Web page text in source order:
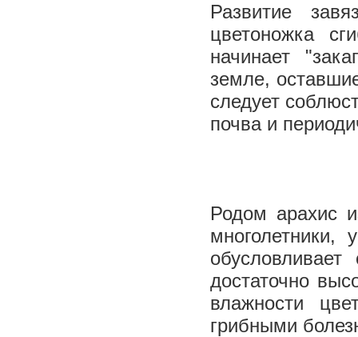
Развитие
цветоножка
начинает
земле,
следует
почва и
Родом арахис
достаточно
влажности
грибными